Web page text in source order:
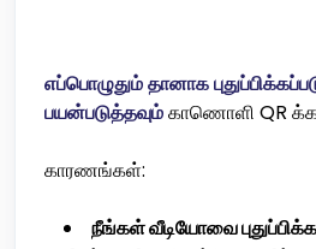
எப்பொழுதும் தானாக
பயன்படுத்தவும்காணொளி QR
காரணங்கள்:
நீங்கள் வீடியோவை புதுப்பிக்க